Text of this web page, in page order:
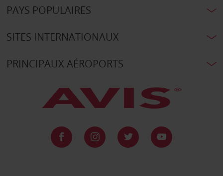
PAYS POPULAIRES
SITES INTERNATIONAUX
PRINCIPAUX AÉROPORTS